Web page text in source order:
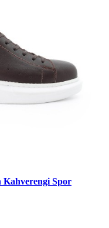
Spor